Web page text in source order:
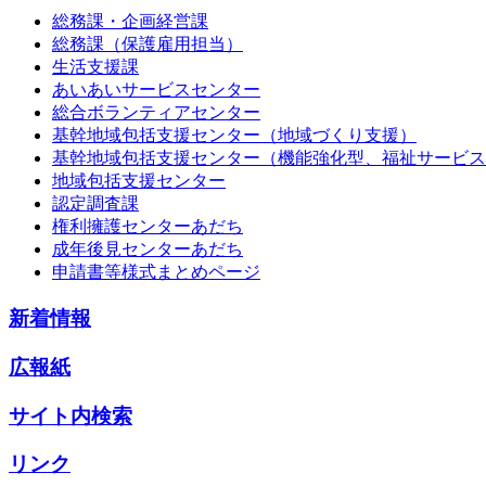
総務課・企画経営課
総務課（保護雇用担当）
生活支援課
あいあいサービスセンター
総合ボランティアセンター
基幹地域包括支援センター（地域づくり支援）
基幹地域包括支援センター（機能強化型、福祉サービス
地域包括支援センター
認定調査課
権利擁護センターあだち
成年後見センターあだち
申請書等様式まとめページ
新着情報
広報紙
サイト内検索
リンク